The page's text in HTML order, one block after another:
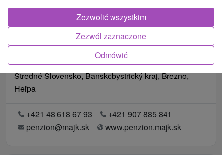
Lokalizacja
Stredné Slovensko, Banskobystrický kraj, Brezno,
Heľpa
+421 48 618 67 93
+421 907 885 841
penzion@majk.sk
www.penzion.majk.sk
Odmówić
Zezwól zaznaczone
Zezwolić wszystkim